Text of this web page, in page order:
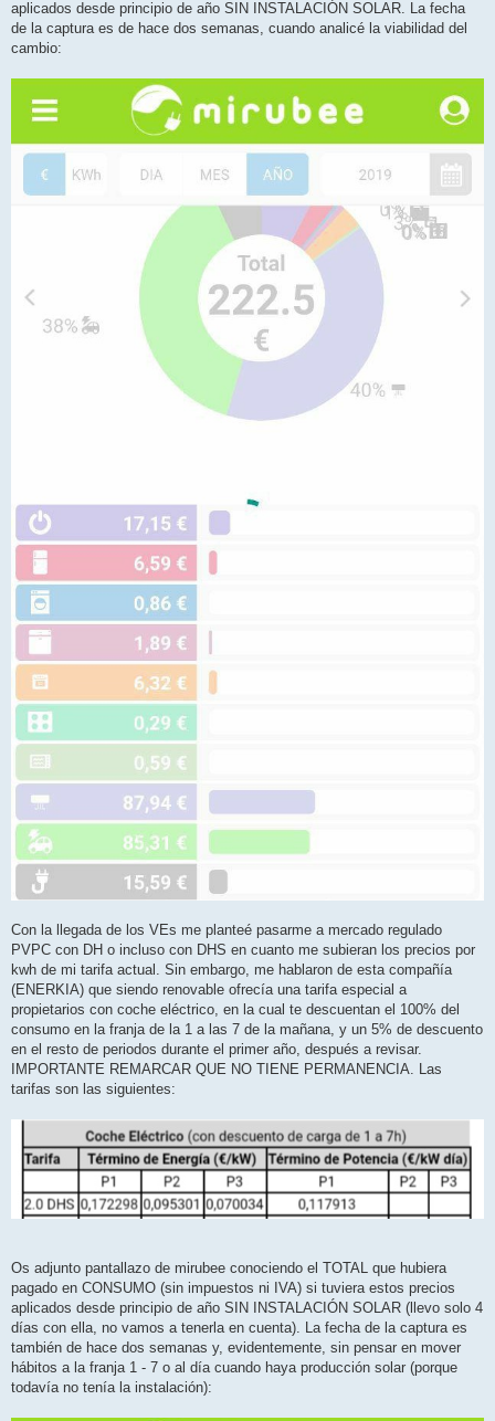
aplicados desde principio de año SIN INSTALACIÓN SOLAR. La fecha
de la captura es de hace dos semanas, cuando analicé la viabilidad del
cambio:
Con la llegada de los VEs me planteé pasarme a mercado regulado
PVPC con DH o incluso con DHS en cuanto me subieran los precios por
kwh de mi tarifa actual. Sin embargo, me hablaron de esta compañía
(ENERKIA) que siendo renovable ofrecía una tarifa especial a
propietarios con coche eléctrico, en la cual te descuentan el 100% del
consumo en la franja de la 1 a las 7 de la mañana, y un 5% de descuento
en el resto de periodos durante el primer año, después a revisar.
IMPORTANTE REMARCAR QUE NO TIENE PERMANENCIA. Las
tarifas son las siguientes:
Os adjunto pantallazo de mirubee conociendo el TOTAL que hubiera
pagado en CONSUMO (sin impuestos ni IVA) si tuviera estos precios
aplicados desde principio de año SIN INSTALACIÓN SOLAR (llevo solo 4
días con ella, no vamos a tenerla en cuenta). La fecha de la captura es
también de hace dos semanas y, evidentemente, sin pensar en mover
hábitos a la franja 1 - 7 o al día cuando haya producción solar (porque
todavía no tenía la instalación):